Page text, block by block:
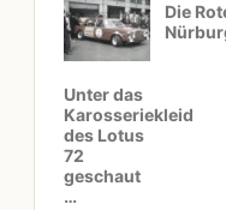
Die
Unter das
Karosseriekleid
des Lotus
72
geschaut
…